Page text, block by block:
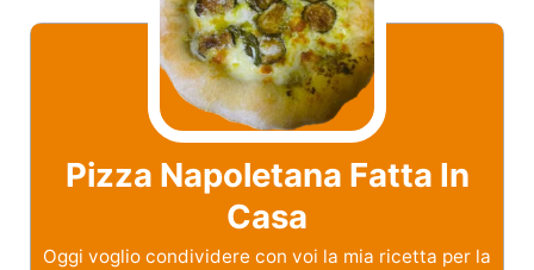
Pizza Napoletana Fatta In
Casa
Oggi voglio condividere con voi la mia ricetta per la